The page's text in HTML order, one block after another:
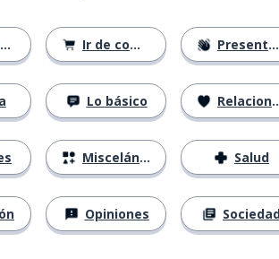
Ir de compras
Lo básico
Misceláneo
Opiniones
Presentándose
Relaciones
Salud